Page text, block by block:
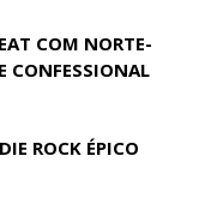
COM NORTE-
CONFESSIONAL
ROCK ÉPICO